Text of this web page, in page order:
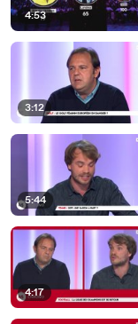
4:53
3:12
5:44
4:17